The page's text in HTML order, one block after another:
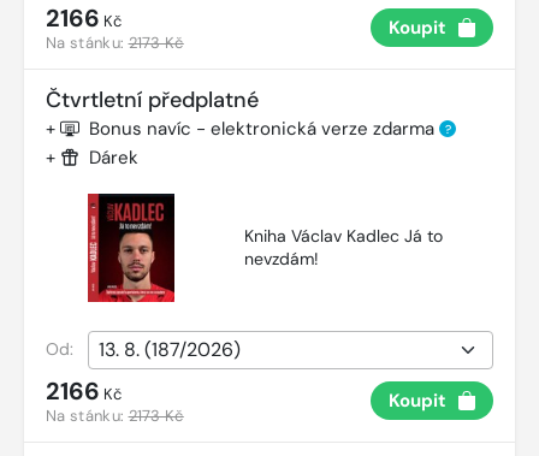
2166 Kč
Na stánku:2173 Kč
Koupit
Čtvrtletní předplatné
+ Bonus navíc - elektronická verze zdarma ?
+ Dárek
Kniha Václav Kadlec Já to
nevzdám!
Od:
2166 Kč
Na stánku:2173 Kč
Koupit